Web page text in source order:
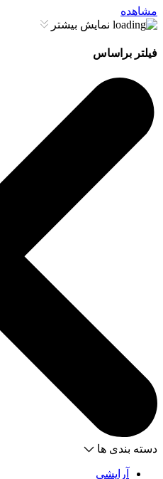
مشاهده
نمایش بیشتر
فیلتر براساس
دسته بندی ها
آرایشی